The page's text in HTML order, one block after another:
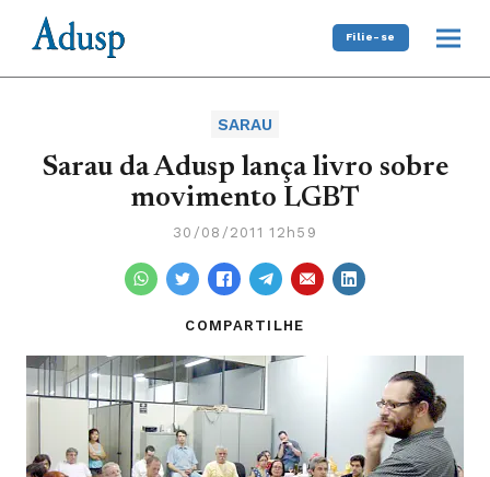
Filie-se
SARAU
Sarau da Adusp lança livro sobre
movimento LGBT
30/08/2011 12h59
COMPARTILHE